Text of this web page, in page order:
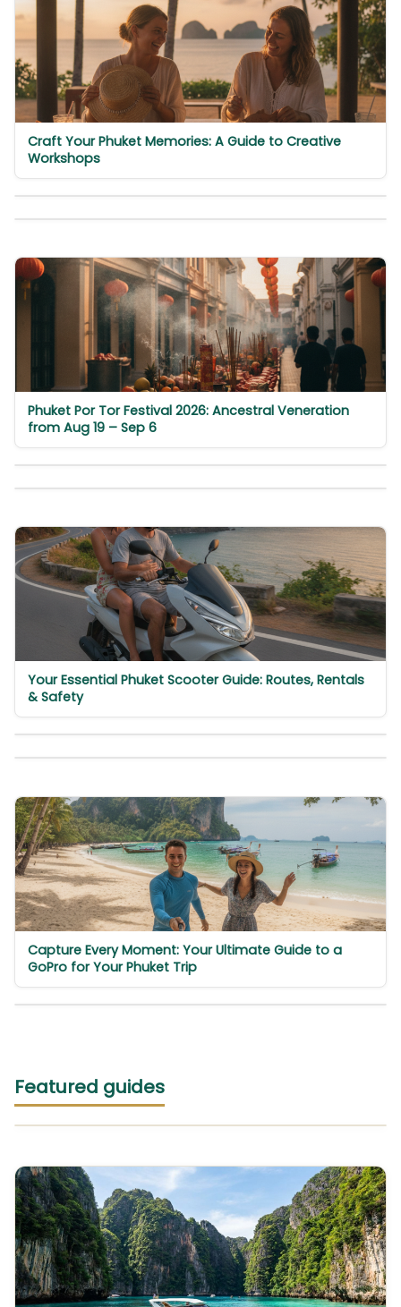
Craft Your Phuket Memories: A Guide to Creative
Workshops
Phuket Por Tor Festival 2026: Ancestral Veneration
from Aug 19 – Sep 6
Your Essential Phuket Scooter Guide: Routes, Rentals
& Safety
Capture Every Moment: Your Ultimate Guide to a
GoPro for Your Phuket Trip
Featured guides